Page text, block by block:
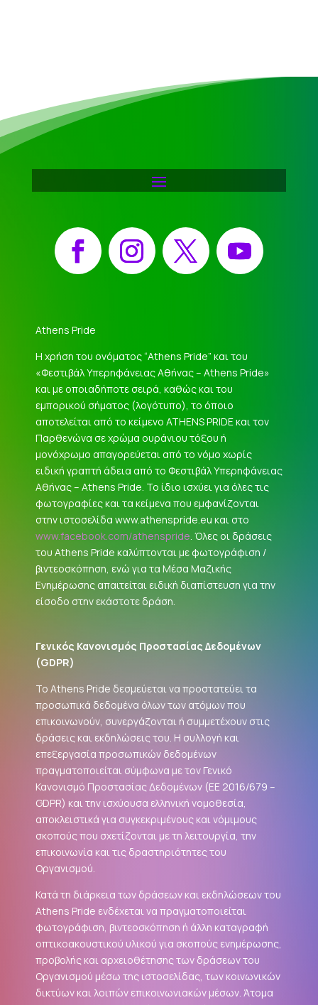
Facebook Instagram X YouTube
Athens Pride
Η χρήση του ονόματος “Athens Pride” και του
«Φεστιβάλ Υπερηφάνειας Αθήνας – Athens Pride»
και με οποιαδήποτε σειρά, καθώς και του
εμπορικού σήματος (λογότυπο), το όποιο
αποτελείται από το κείμενο ATHENS PRIDE και τον
Παρθενώνα σε χρώμα ουράνιου τόξου ή
μονόχρωμο απαγορεύεται από το νόμο χωρίς
ειδική γραπτή άδεια από το Φεστιβάλ Υπερηφάνειας
Αθήνας – Athens Pride. Το ίδιο ισχύει για όλες τις
φωτογραφίες και τα κείμενα που εμφανίζονται
στην ιστοσελίδα www.athenspride.eu και στο
www.facebook.com/athenspride. Όλες οι δράσεις
του Athens Pride καλύπτονται με φωτογράφιση /
βιντεοσκόπηση, ενώ για τα Μέσα Μαζικής
Ενημέρωσης απαιτείται ειδική διαπίστευση για την
είσοδο στην εκάστοτε δράση.
Γενικός Κανονισμός Προστασίας Δεδομένων
(GDPR)
Το Athens Pride δεσμεύεται να προστατεύει τα
προσωπικά δεδομένα όλων των ατόμων που
επικοινωνούν, συνεργάζονται ή συμμετέχουν στις
δράσεις και εκδηλώσεις του. Η συλλογή και
επεξεργασία προσωπικών δεδομένων
πραγματοποιείται σύμφωνα με τον Γενικό
Κανονισμό Προστασίας Δεδομένων (ΕΕ 2016/679 –
GDPR) και την ισχύουσα ελληνική νομοθεσία,
αποκλειστικά για συγκεκριμένους και νόμιμους
σκοπούς που σχετίζονται με τη λειτουργία, την
επικοινωνία και τις δραστηριότητες του
Οργανισμού.
Κατά τη διάρκεια των δράσεων και εκδηλώσεων του
Athens Pride ενδέχεται να πραγματοποιείται
φωτογράφιση, βιντεοσκόπηση ή άλλη καταγραφή
οπτικοακουστικού υλικού για σκοπούς ενημέρωσης,
προβολής και αρχειοθέτησης των δράσεων του
Οργανισμού μέσω της ιστοσελίδας, των κοινωνικών
δικτύων και λοιπών επικοινωνιακών μέσων. Άτομα